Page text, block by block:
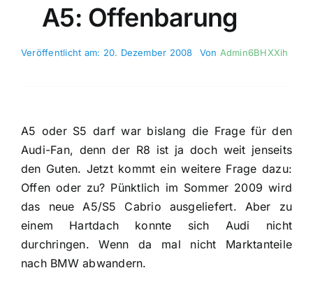
A5: Offenbarung
Veröffentlicht am: 20. Dezember 2008 Von Admin6BHXXih
A5 oder S5 darf war bislang die Frage für den
Audi-Fan, denn der R8 ist ja doch weit jenseits
den Guten. Jetzt kommt ein weitere Frage dazu:
Offen oder zu? Pünktlich im Sommer 2009 wird
das neue A5/S5 Cabrio ausgeliefert. Aber zu
einem Hartdach konnte sich Audi nicht
durchringen. Wenn da mal nicht Marktanteile
nach BMW abwandern.